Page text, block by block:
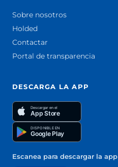
Sobre nosotros
Holded
Contactar
Portal de transparencia
DESCARGA LA APP
Descargar en el
App Store
DISPONIBLE EN
Google Play
Escanea para descargar la app